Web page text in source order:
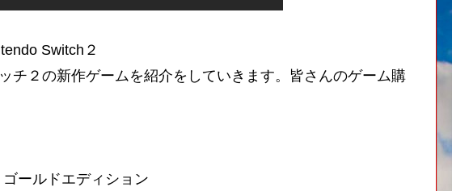
Switch２
チ２の新作ゲームを紹介をしていきます。皆さんのゲーム購
ールドエディション